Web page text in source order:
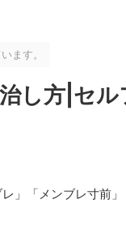
ます。
し方|セ
」「メンブレ寸前